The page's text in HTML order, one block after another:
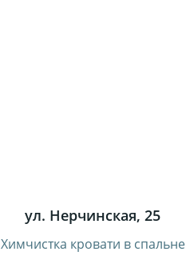
ул. Нерчинская, 25
Химчистка кровати в спальне